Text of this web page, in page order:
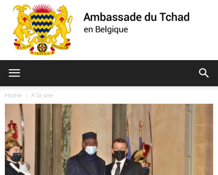
Tchad
Home A la une